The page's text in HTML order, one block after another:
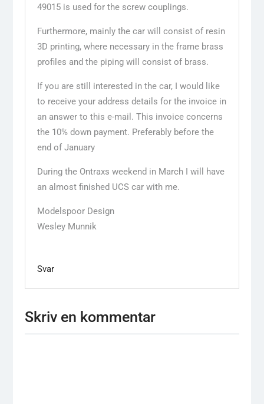
49015 is used for the screw couplings.
Furthermore, mainly the car will consist of resin
3D printing, where necessary in the frame brass
profiles and the piping will consist of brass.
If you are still interested in the car, I would like
to receive your address details for the invoice in
an answer to this e-mail. This invoice concerns
the 10% down payment. Preferably before the
end of January
During the Ontraxs weekend in March I will have
an almost finished UCS car with me.
Modelspoor Design
Wesley Munnik
Svar
Skriv en kommentar